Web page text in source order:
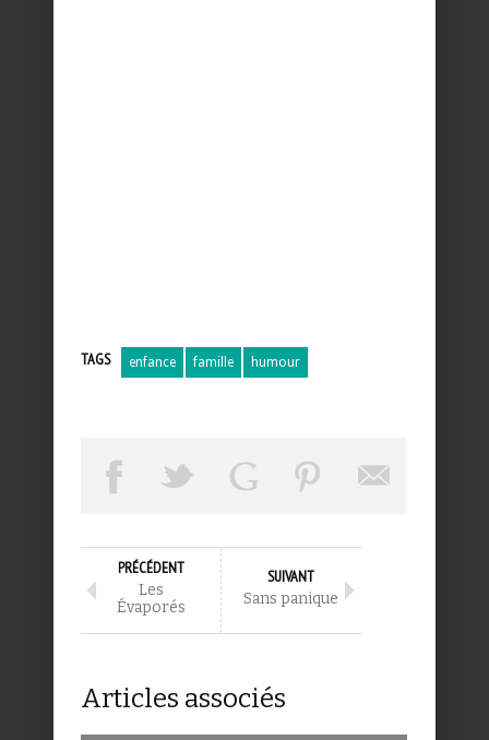
TAGS enfance famille humour
PRÉCÉDENT
Les
Évaporés
SUIVANT
Sans panique
Articles associés